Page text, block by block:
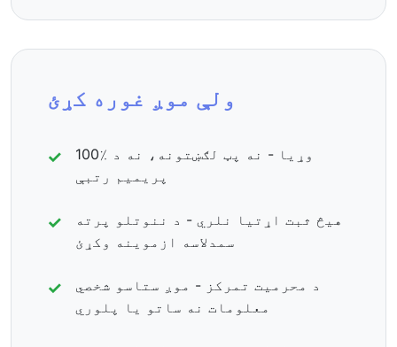
ولې موږ غوره کړئ
100٪ وړیا - نه پټ لګښتونه، نه د
پریمیم رتبې
هیڅ ثبت اړتیا نلري - د ننوتلو پرته
سمدلاسه ازموینه وکړئ
د محرمیت تمرکز - موږ ستاسو شخصي
معلومات نه ساتو یا پلوري